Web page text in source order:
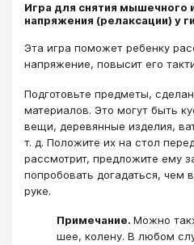
Игра для снятия мышечного
напряжения (релаксации) у
Эта игра поможет ребенку
напряжение, повысит его
Подготовьте предметы,
материалов. Это могут быть
вещи, деревянные изделия,
т. д. Положите их на стол
рассмотрит, предложите ему
попробовать догадаться, чем
руке.
Примечание. Можно
шее, колену. В любом